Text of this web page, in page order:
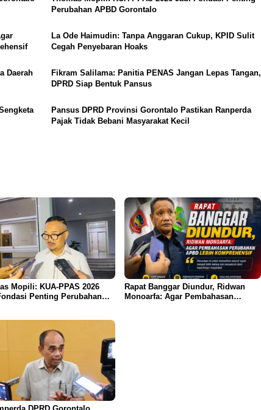
Perubahan APBD Gorontalo
La Ode Haimudin: Tanpa Anggaran Cukup, KPID Sulit
Cegah Penyebaran Hoaks
Daerah
Fikram Salilama: Panitia PENAS Jangan Lepas Tangan,
DPRD Siap Bentuk Pansus
Pansus DPRD Provinsi Gorontalo Pastikan Ranperda
Pajak Tidak Bebani Masyarakat Kecil
Mopili: KUA-PPAS 2026
Penting Perubahan
Rapat Banggar Diundur, Ridwan
Monoarfa: Agar Pembahasan